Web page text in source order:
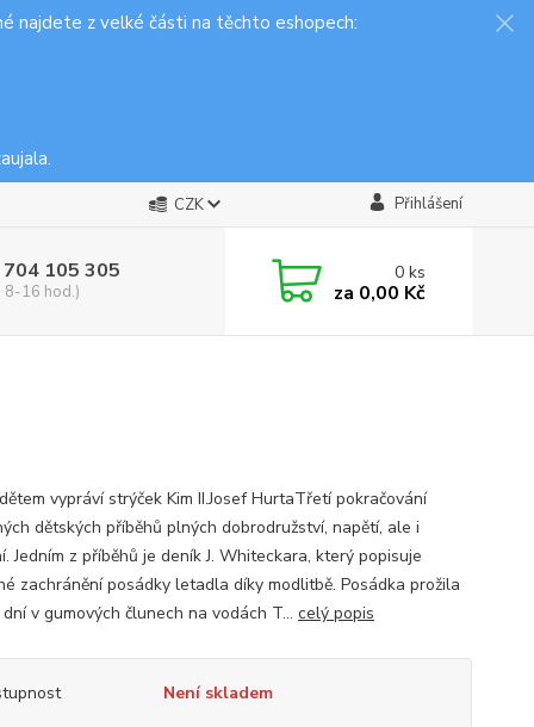
najdete z velké části na těchto eshopech:
CZK Přihlášení
105 305
8-16 hod.)
0ks
za 0,00 Kč
vypráví strýček Kim II.Josef HurtaTřetí pokračování
dětských příběhů plných dobrodružství, napětí, ale i
Jedním z příběhů je deník J. Whiteckara, který popisuje
zachránění posádky letadla díky modlitbě. Posádka prožila
v gumových člunech na vodách T... celý popis
Není skladem